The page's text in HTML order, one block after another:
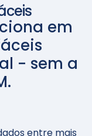
em
- sem a
entre mais